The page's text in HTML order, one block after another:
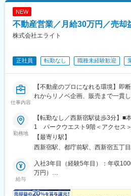
NEW
不動産営業／月給30万円／売却
株式会社エライト
正社員 転勤なし 職種未経験歓迎
仕事内容
【不動産のプロになれる環境】即
れからリノベ企画、販売まで一貫し
勤務地
【転勤なし／西新宿駅徒歩3分】■
1 パークウエスト9階＜アクセス
駅」徒歩3分■受動喫煙対策：あり
【最寄り駅】
西新宿駅、都庁前駅、西新宿五丁
給与
入社3年目（経験5年目）：年収
万円）
万円）